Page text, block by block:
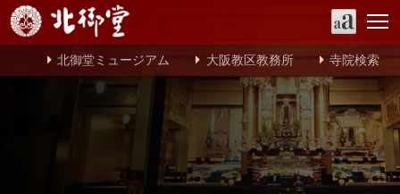
北御堂ミュージアム 大阪教区教務所 寺院検索